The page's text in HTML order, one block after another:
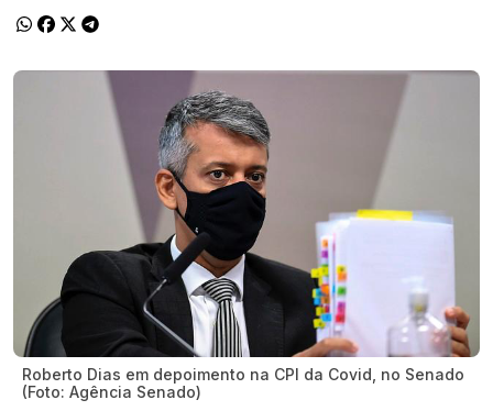
Roberto Dias em depoimento na CPI da Covid, no Senado
(Foto: Agência Senado)